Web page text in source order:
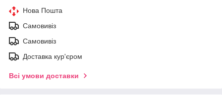
Нова Пошта
Самовивіз
Самовивіз
Доставка кур'єром
Всі умови доставки